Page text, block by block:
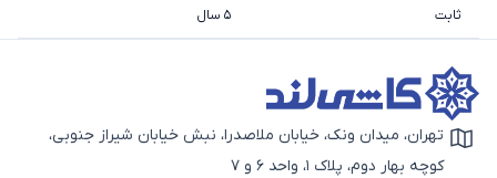
ثابت
5 سال
آیکون نقشه
تهران، میدان ونک، خیابان ملاصدرا، نبش خیابان شیراز جنوبی،
کوچه بهار دوم، پلاک 1، واحد 6 و 7